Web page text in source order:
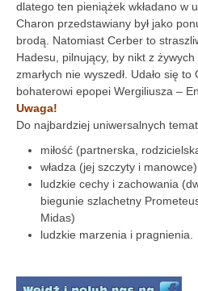
dlatego ten pieniążek wkładano w
Charon przedstawiany był jako
brodą. Natomiast Cerber to
Hadesu, pilnujący, by nikt z
zmarłych nie wyszedł. Udało się
bohaterowi epopei Wergiliusza –
Uwaga!
Do najbardziej uniwersalnych
miłość (partnerska,
władza (jej szczyty i manowce),
ludzkie cechy i zachowania
biegunie szlachetny
Midas)
ludzkie marzenia i pragnienia.